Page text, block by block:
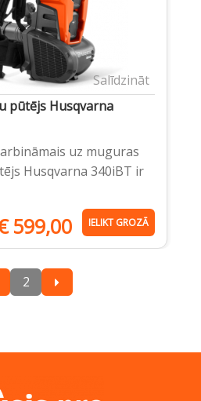
Salīdzināt
pūtējs Husqvarna
uz muguras
Husqvarna 340iBT ir
599,00 IELIKT GROZĀ
2